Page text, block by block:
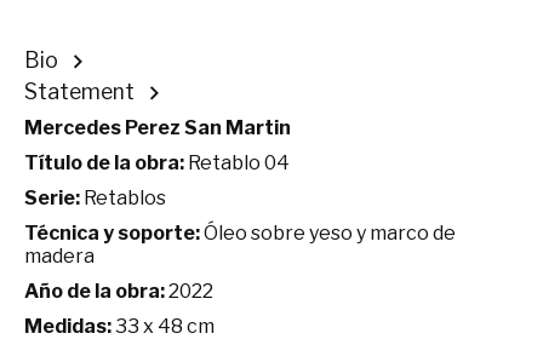
Bio
Statement
Mercedes Perez San Martin
Título de la obra: Retablo 04
Serie: Retablos
Técnica y soporte:Óleo sobre yeso y marco de
madera
Año de la obra:2022
Medidas:33 x 48 cm